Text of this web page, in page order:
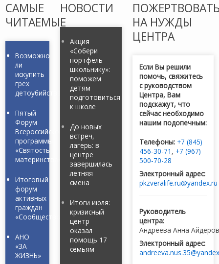
САМЫЕ
ЧИТАЕМЫЕ
Возможно
ли
искупить
грех
детоубийства?
Пятый
Форум
Всероссийской
программы
«Святость
материнства»
Итоговый
форум
активных
граждан
«Сообщество»
АНО
«ЗА
ЖИЗНЬ»
НОВОСТИ
Акция
«Собери
портфель
школьнику»:
поможем
детям
подготовиться
к школе
До новых
встреч,
лагерь: в
центре
завершилась
летняя
смена
Итоги июля:
кризисный
центр
оказал
помощь 17
семьям
НА НУЖДЫ
ЦЕНТРА
Если Вы решили
помочь, свяжитесь
с руководством
Центра, Вам
подскажут, что
сейчас необходимо
нашим подопечным:
Телефоны: +7 (845)
456-30-71 , +7 (967)
500-70-28
Электронный адрес:
pkzveralife.ru@yandex.ru
Руководитель
центра:
Андреева Анна
Электронный адрес: